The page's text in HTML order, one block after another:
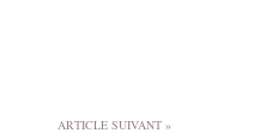
ARTICLE SUIVANT »